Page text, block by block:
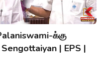
க்கு
| EPS |